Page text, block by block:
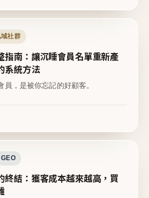
域社群
指南：讓沉睡會員名單重新產
系統方法
員，是被你忘記的好顧客。
GEO
終結：獲客成本越來越高，買